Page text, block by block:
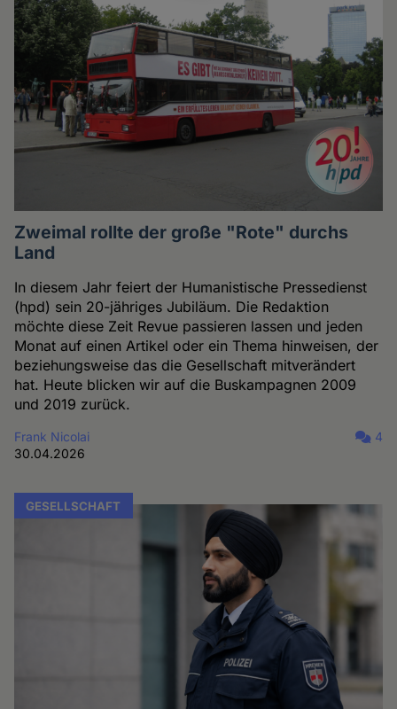
Zweimal rollte der große "Rote" durchs
Land
In diesem Jahr feiert der Humanistische Pressedienst
(hpd) sein 20-jähriges Jubiläum. Die Redaktion
möchte diese Zeit Revue passieren lassen und jeden
Monat auf einen Artikel oder ein Thema hinweisen, der
beziehungsweise das die Gesellschaft mitverändert
hat. Heute blicken wir auf die Buskampagnen 2009
und 2019 zurück.
Frank Nicolai
30.04.2026
4
GESELLSCHAFT